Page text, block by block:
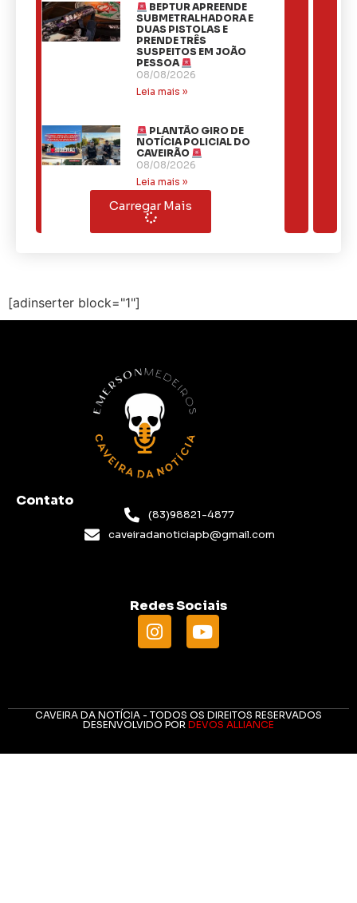
BEPTUR APREENDE
SUBMETRALHADORA E
DUAS PISTOLAS E
PRENDE TRÊS
SUSPEITOS EM JOÃO
PESSOA
08/08/2026
Leia mais »
PLANTÃO GIRO DE
NOTÍCIA POLICIAL DO
CAVEIRÃO
08/08/2026
Leia mais »
Carregar Mais
[adinserter block="1"]
Contato
(83)98821-4877
caveiradanoticiapb@gmail.com
Redes Sociais
CAVEIRA DA NOTÍCIA - TODOS OS DIREITOS RESERVADOS
DESENVOLVIDO POR DEVOS ALLIANCE